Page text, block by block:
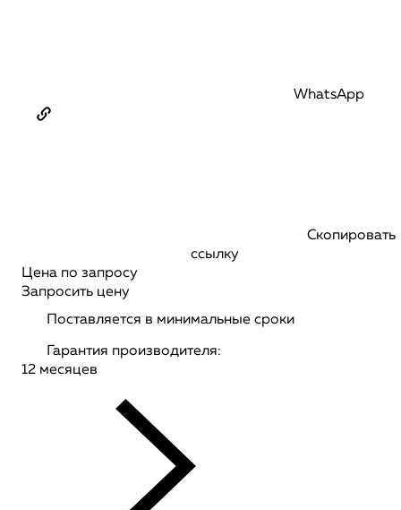
WhatsApp
Скопировать
ссылку
Цена по запросу
Запросить цену
Поставляется в минимальные сроки
Гарантия производителя:
12 месяцев